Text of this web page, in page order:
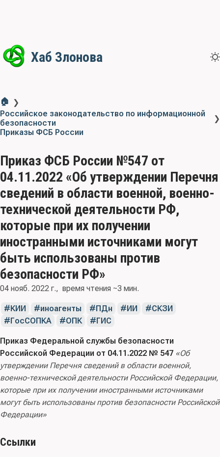
Хаб Злонова
🏠 ❯
Российское законодательство по информационной
безопасности
❯
Приказы ФСБ России
Приказ ФСБ России №547 от
04.11.2022 «Об утверждении Перечня
сведений в области военной, военно-
технической деятельности РФ,
которые при их получении
иностранными источниками могут
быть использованы против
безопасности РФ»
04 нояб. 2022 г. время чтения ~3 мин.
КИИ иноагенты ПДн ИИ
СКЗИ
ГосСОПКА
ОПК ГИС
Приказ Федеральной службы безопасности
Российской Федерации от 04.11.2022 № 547 «Об
утверждении Перечня сведений в области военной,
военно-технической деятельности Российской Федерации,
которые при их получении иностранными источниками
могут быть использованы против безопасности Российской
Федерации»
Ссылки